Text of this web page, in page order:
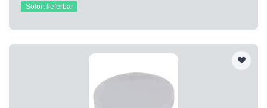
Sofort lieferbar